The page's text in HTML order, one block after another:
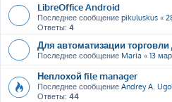
LibreOffice Android
Последнее сообщение pikuluskus «
Ответы: 4
Для автоматизации
Последнее сообщение Maria « 13
Неплохой file manager
Последнее сообщение Andrey A.
Ответы: 44